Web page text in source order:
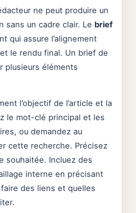
ne peut produire un
sans un cadre clair. Le brief
qui assure l’alignement
le rendu final. Un brief de
plusieurs éléments
l’objectif de l’article et la
le mot-clé principal et les
ou demandez au
cette recherche. Précisez
souhaitée. Incluez des
interne en précisant
des liens et quelles